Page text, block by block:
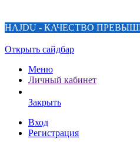
HAJDU - КАЧЕСТВО
Открыть сайдбар
Меню
Личный кабинет
Закрыть
Вход
Регистрация